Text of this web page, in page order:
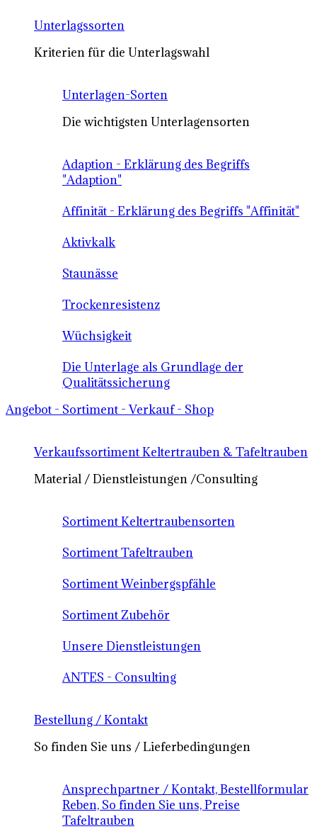
Unterlagssorten
Kriterien für die Unterlagswahl
Unterlagen-Sorten
Die wichtigsten Unterlagensorten
Adaption - Erklärung des Begriffs
"Adaption"
Affinität - Erklärung des Begriffs "Affinität"
Aktivkalk
Staunässe
Trockenresistenz
Wüchsigkeit
Die Unterlage als Grundlage der
Qualitätssicherung
Angebot - Sortiment - Verkauf - Shop
Verkaufssortiment Keltertrauben & Tafeltrauben
Material / Dienstleistungen /Consulting
Sortiment Keltertraubensorten
Sortiment Tafeltrauben
Sortiment Weinbergspfähle
Sortiment Zubehör
Unsere Dienstleistungen
ANTES - Consulting
Bestellung / Kontakt
So finden Sie uns / Lieferbedingungen
Ansprechpartner / Kontakt, Bestellformular
Reben, So finden Sie uns, Preise
Tafeltrauben